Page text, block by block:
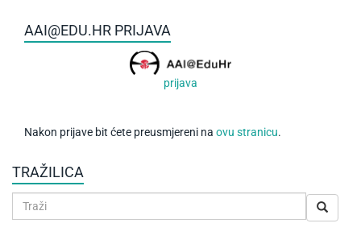
AAI@EDU.HR PRIJAVA
prijava
Nakon prijave bit ćete preusmjereni na ovu stranicu.
TRAŽILICA